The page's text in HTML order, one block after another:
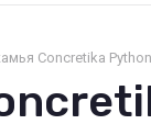
Concretika